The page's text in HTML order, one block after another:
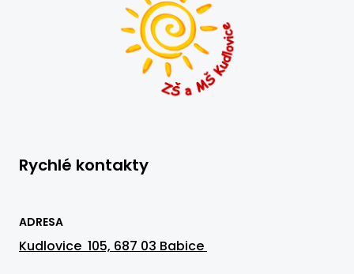
Rychlé kontakty
ADRESA
Kudlovice 105, 687 03 Babice